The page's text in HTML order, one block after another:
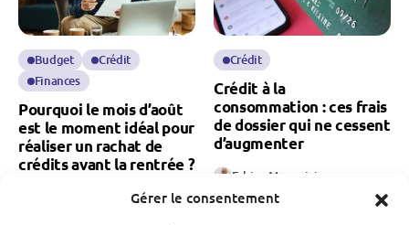
Gérer le consentement
Budget
Crédit
Finances
Pourquoi le mois d’août
est le moment idéal pour
réaliser un rachat de
crédits avant la rentrée ?
Crédit
Crédit à la
consommation : ces frais
de dossier qui ne cessent
d’augmenter
Fabien Monvoisin
9 Août 2026